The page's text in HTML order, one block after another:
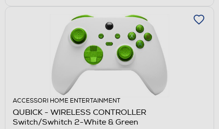
ACCESSORI HOME ENTERTAINMENT
QUBICK - WIRELESS CONTROLLER
Switch/Swhitch 2-White & Green